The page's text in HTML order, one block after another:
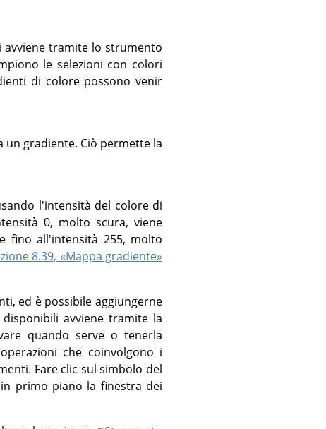
tramite lo strumento
le selezioni con colori
di colore possono venir
gradiente. Ciò permette la
l'intensità del colore di
0, molto scura, viene
fino all'intensità 255, molto
8.39, «Mappa gradiente»
ed è possibile aggiungerne
avviene tramite la
quando serve o tenerla
che coinvolgono i
Fare clic sul simbolo del
primo piano la finestra dei